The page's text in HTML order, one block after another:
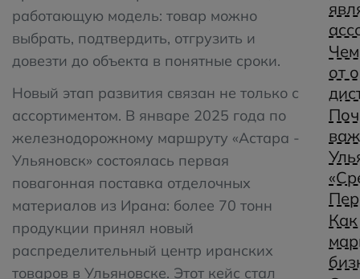
работающую модель: товар можно
выбрать, подтвердить, отгрузить и
довезти до объекта в понятные сроки.
Новый этап развития связан не только с
ассортиментом. В январе 2025 года по
железнодорожному маршруту «Астара -
Ульяновск» состоялась первая
повагонная поставка отделочных
материалов из Ирана: более 70 тонн
продукции принял новый
распределительный центр иранских
товаров в Ульяновске. Этот кейс стал
от